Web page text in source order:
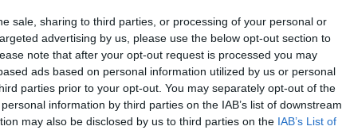
sale, sharing to third parties, or processing of your personal or
advertising by us, please use the below opt-out section to
note that after your opt-out request is processed you may
ads based on personal information utilized by us or personal
parties prior to your opt-out. You may separately opt-out of the
information by third parties on the IAB’s list of downstream
may also be disclosed by us to third parties on the IAB’s List of
Kde a jaká parkoviště ve městě vzniknou,
na jejich stavbě vadí? To se dovíte v naší